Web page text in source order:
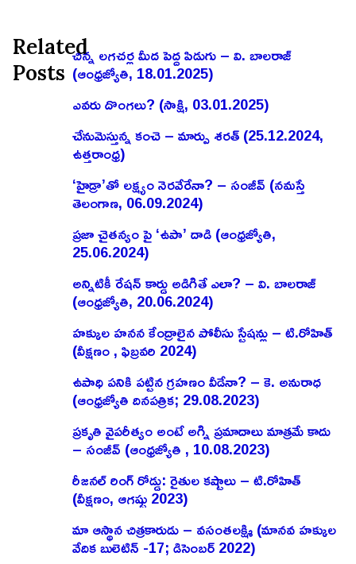
Related
Posts
చిన్న లగచర్ల మీద పెద్ద పిడుగు – వి. బాలరాజ్‌
(ఆంధ్రజ్యోతి, 18.01.2025)
ఎవరు దొంగలు? (సాక్షి, 03.01.2025)
చేనుమెస్తున్న కంచె – మార్పు శరత్ (25.12.2024,
ఉత్తరాంధ్ర)
‘హైడ్రా’తో లక్ష్యం నెరవేరేనా? – సంజీవ్ (నమస్తే
తెలంగాణ, 06.09.2024)
ప్రజా చైతన్యం పై ‘ఉపా’ దాడి (ఆంధ్రజ్యోతి,
25.06.2024)
అన్నిటికీ రేషన్ కార్డు అడిగితే ఎలా? – వి. బాలరాజ్‌
(ఆంధ్రజ్యోతి, 20.06.2024)
హక్కుల హనన కేంద్రాలైన పోలీసు స్టేషన్లు – టి.రోహిత్
(వీక్షణం , ఫిబ్రవరి 2024)
ఉపాధి పనికి పట్టిన గ్రహణం వీడేనా? – కె. అనురాధ
(ఆంధ్రజ్యోతి దినపత్రిక; 29.08.2023)
ప్రకృతి వైపరీత్యం అంటే అగ్ని ప్రమాదాలు మాత్రమే కాదు
– సంజీవ్ (ఆంధ్రజ్యోతి , 10.08.2023)
రీజనల్ రింగ్ రోడ్డు: రైతుల కష్టాలు – టి.రోహిత్
(వీక్షణం, ఆగష్టు 2023)
మా ఆస్థాన చిత్రకారుడు – వసంతలక్ష్మి (మానవ హక్కుల
వేదిక బులెటిన్ -17; డిసెంబర్ 2022)